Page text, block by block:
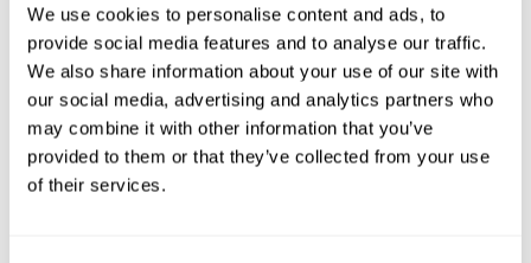
We use cookies to personalise content and ads, to
provide social media features and to analyse our traffic.
We also share information about your use of our site with
our social media, advertising and analytics partners who
may combine it with other information that you’ve
provided to them or that they’ve collected from your use
of their services.
poznawczy użytkownika i zapewnić rozwój poznawczy. Stale,
ITS™ zapewnia maksymalną skuteczność treningu przez ciągłe
monitorowanie wyników pracy użytkownika i dostosowanie
zadań w czasie rzeczywistym.
Zindywidualizowany trening stał się możliwy
ITS™ oferuje dwukierunkowe, precyzyjne dopasowanie poziomu
wyzwania, utrudniając go lub ułatwiając, na podstawie